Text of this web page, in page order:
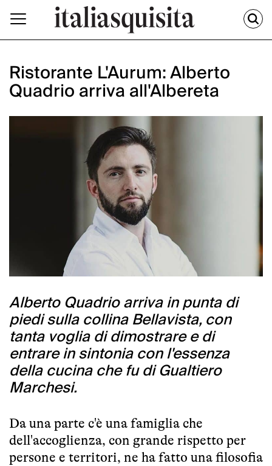
Ristorante L'Aurum: Alberto
Quadrio arriva all'Albereta
Alberto Quadrio arriva in punta di
piedi sulla collina Bellavista, con
tanta voglia di dimostrare e di
entrare in sintonia con l'essenza
della cucina che fu di Gualtiero
Marchesi.
Da una parte c'è una famiglia che
dell'accoglienza, con grande rispetto per
persone e territori, ne ha fatto una filosofia